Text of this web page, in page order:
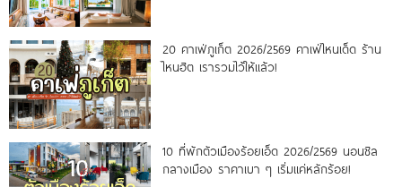
20 คาเฟ่ภูเก็ต 2026/2569 คาเฟ่ไหนเด็ด ร้าน
ไหนฮิต เรารวมไว้ให้แล้ว!
10 ที่พักตัวเมืองร้อยเอ็ด 2026/2569 นอนชิล
กลางเมือง ราคาเบา ๆ เริ่มแค่หลักร้อย!